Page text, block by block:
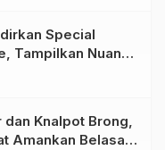
Special
Tampilkan Nuansa
Semakin Skena
Knalpot Brong,
Amankan Belasan